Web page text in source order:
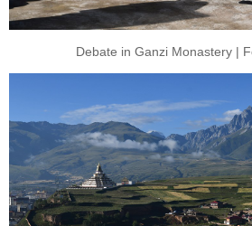
Debate in Ganzi Monastery |